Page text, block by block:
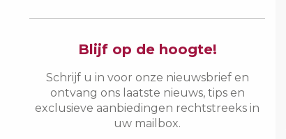
Blijf op de hoogte!
Schrijf u in voor onze nieuwsbrief en
ontvang ons laatste nieuws, tips en
exclusieve aanbiedingen rechtstreeks in
uw mailbox.